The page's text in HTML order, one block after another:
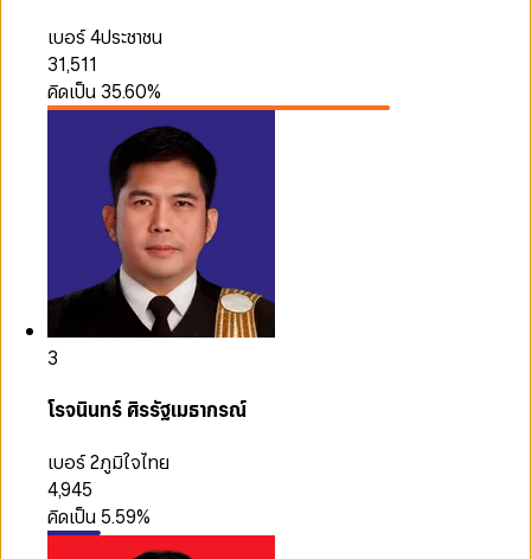
เบอร์ 4ประชาชน
31,511
คิดเป็น 35.60%
3
โรจนินทร์ ศิรรัฐเมธากรณ์
เบอร์ 2ภูมิใจไทย
4,945
คิดเป็น 5.59%